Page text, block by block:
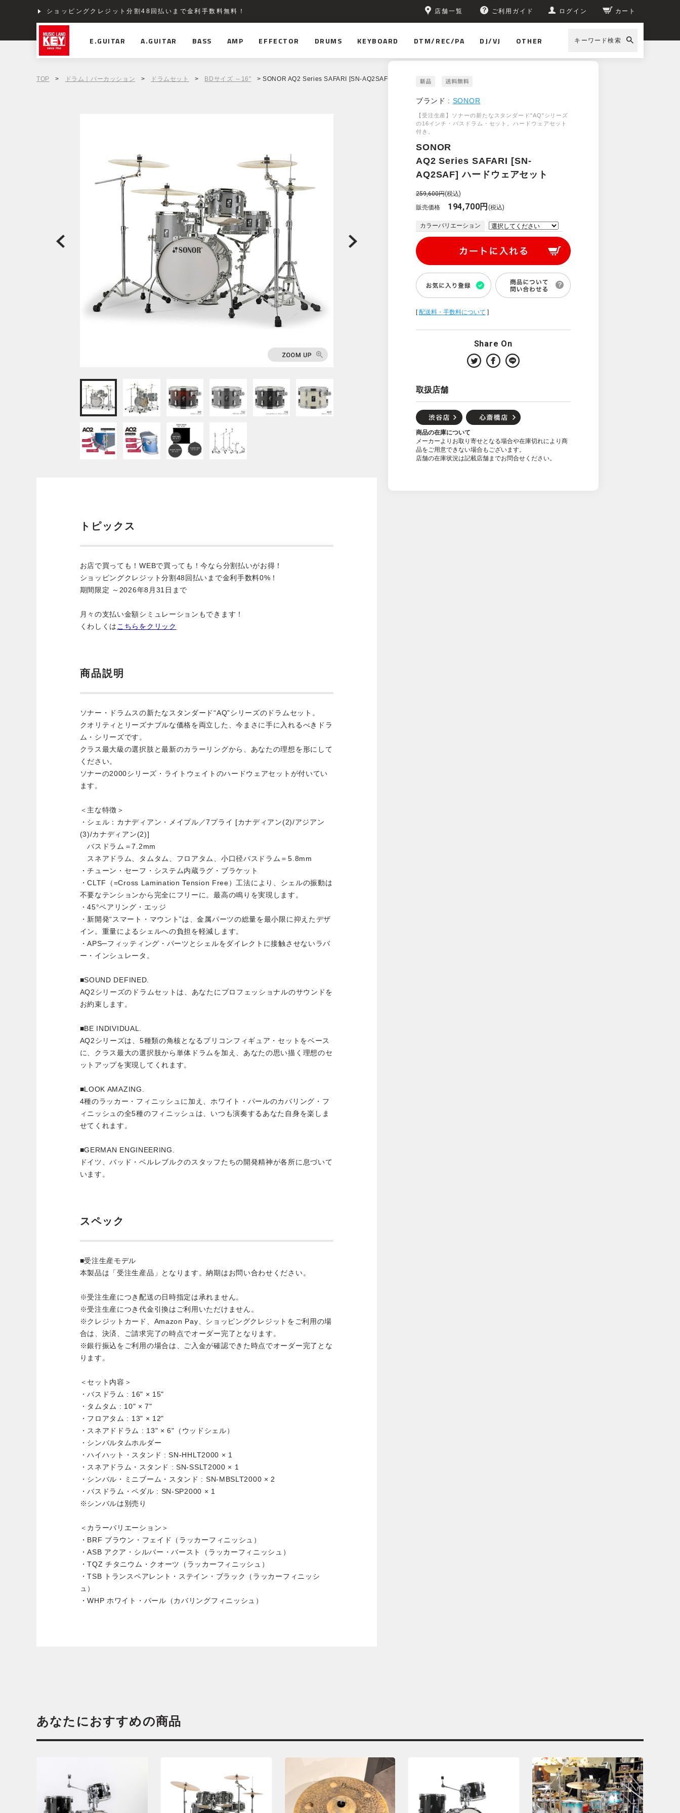
ショッピングクレジット分割48回払いまで金利手数料無料！ 店舗一覧 ご利用ガイド ログイン カート
E.GUITAR A.GUITAR BASS AMP EFFECTOR DRUMS KEYBOARD DTM/REC/PA DJ/VJ OTHER キーワード検索
TOP > ドラム｜パーカッション > ドラムセット > BDサイズ ～16" > SONOR AQ2 Series SAFARI [SN-AQ2SAF] ハードウェアセット
ブランド : SONOR
【受注生産】ソナーの新たなスタンダード"AQ"シリーズ
の16インチ・バスドラム・セット。ハードウェアセット
付き。
SONOR
AQ2 Series SAFARI [SN-
AQ2SAF] ハードウェアセット
259,600円(税込)
販売価格
194,700円(税込)
カラーバリエーション
[配送料・手数料について ]
Share On
取扱店舗
商品の在庫について
メーカーよりお取り寄せとなる場合や在庫切れにより商
品をご用意できない場合もございます。
店舗の在庫状況は記載店舗までお問合せください。
トピックス
お店で買っても！WEBで買っても！今なら分割払いがお得！
ショッピングクレジット分割48回払いまで金利手数料0%！
期間限定 ～2026年8月31日まで
月々の支払い金額シミュレーションもできます！
くわしくは こちらをクリック
商品説明
ソナー・ドラムスの新たなスタンダード“AQ”シリーズのドラムセット。
クオリティとリーズナブルな価格を両立した、今まさに手に入れるべきドラ
ム・シリーズです。
クラス最大級の選択肢と最新のカラーリングから、あなたの理想を形にして
ください。
ソナーの2000シリーズ・ライトウェイトのハードウェアセットが付いてい
ます。
＜主な特徴＞
・シェル：カナディアン・メイプル／7プライ [カナディアン(2)/アジアン
(3)/カナディアン(2)]
バスドラム＝7.2mm
スネアドラム、タムタム、フロアタム、小口径バスドラム＝5.8mm
・チューン・セーフ・システム内蔵ラグ・ブラケット
・CLTF（=Cross Lamination Tension Free）工法により、シェルの振動は
不要なテンションから完全にフリーに。最高の鳴りを実現します。
・45°ベアリング・エッジ
・新開発“スマート・マウント”は、金属パーツの総量を最小限に抑えたデザ
イン。重量によるシェルへの負担を軽減します。
・APS─フィッティング・パーツとシェルをダイレクトに接触させないラバ
ー・インシュレータ。
■SOUND DEFINED.
AQ2シリーズのドラムセットは、あなたにプロフェッショナルのサウンドを
お約束します。
■BE INDIVIDUAL.
AQ2シリーズは、5種類の角核となるプリコンフィギュア・セットをベース
に、クラス最大の選択肢から単体ドラムを加え、あなたの思い描く理想のセ
ットアップを実現してくれます。
■LOOK AMAZING.
4種のラッカー・フィニッシュに加え、ホワイト・パールのカバリング・フ
ィニッシュの全5種のフィニッシュは、いつも演奏するあなた自身を楽しま
せてくれます。
■GERMAN ENGINEERING.
ドイツ、バッド・ベルレブルクのスタッフたちの開発精神が各所に息づいて
います。
スペック
■受注生産モデル
本製品は「受注生産品」となります。納期はお問い合わせください。
※受注生産につき配送の日時指定は承れません。
※受注生産につき代金引換はご利用いただけません。
※クレジットカード、Amazon Pay、ショッピングクレジットをご利用の場
合は、決済、ご請求完了の時点でオーダー完了となります。
※銀行振込をご利用の場合は、ご入金が確認できた時点でオーダー完了とな
ります。
＜セット内容＞
・バスドラム : 16" × 15"
・タムタム : 10" × 7"
・フロアタム : 13" × 12"
・スネアドドラム : 13" × 6"（ウッドシェル）
・シンバルタムホルダー
・ハイハット・スタンド : SN-HHLT2000 × 1
・スネアドラム・スタンド : SN-SSLT2000 × 1
・シンバル・ミニブーム・スタンド : SN-MBSLT2000 × 2
・バスドラム・ペダル : SN-SP2000 × 1
※シンバルは別売り
＜カラーバリエーション＞
・BRF ブラウン・フェイド（ラッカーフィニッシュ）
・ASB アクア・シルバー・バースト（ラッカーフィニッシュ）
・TQZ チタニウム・クオーツ（ラッカーフィニッシュ）
・TSB トランスペアレント・ステイン・ブラック（ラッカーフィニッシ
ュ）
・WHP ホワイト・パール（カバリングフィニッシュ）
あなたにおすすめの商品